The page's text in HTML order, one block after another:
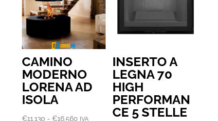
CAMINO
MODERNO
LORENA AD
ISOLA
€11.130 - €16.560Fascia
IVA
INSERTO A
LEGNA 70
HIGH
PERFORMAN
CE 5 STELLE